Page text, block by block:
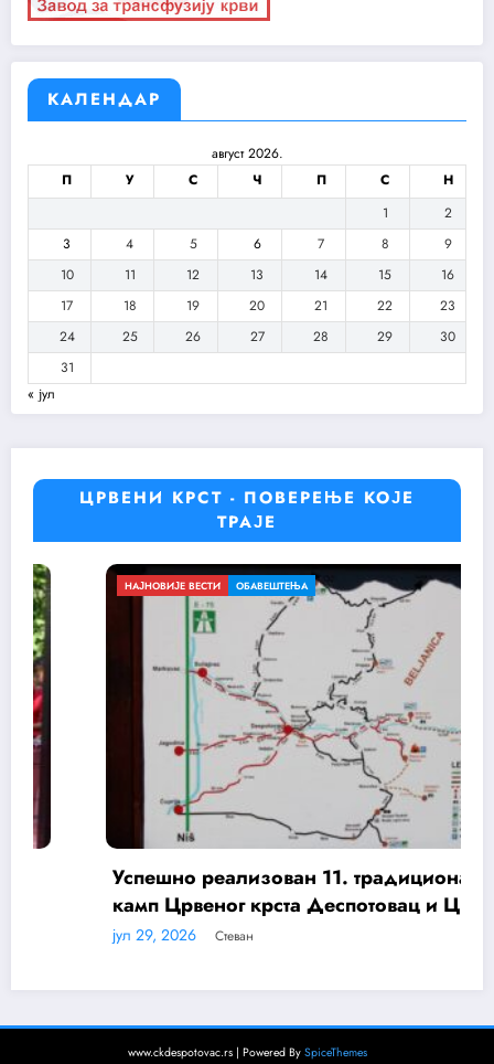
КАЛЕНДАР
август 2026.
П
У С Ч П С
Н
1
2
3
4 5 6 7 8
9
10
11 12 13 14 15
16
17
18 19 20 21 22
23
24
25 26 27 28 29
30
31
« јул
ЦРВЕНИ КРСТ - ПОВЕРЕЊЕ КОЈЕ
ТРАЈЕ
ОБАВЕШТЕЊА